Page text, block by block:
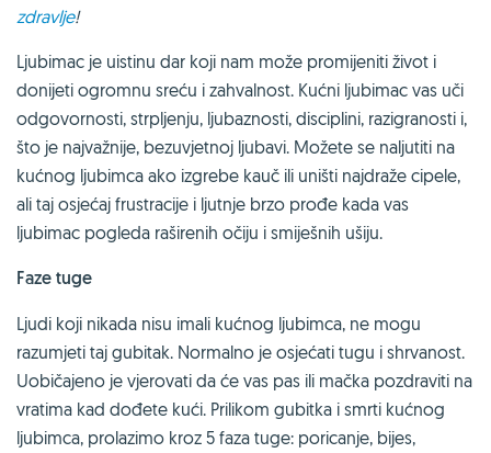
zdravlje!
Ljubimac je uistinu dar koji nam može promijeniti život i
donijeti ogromnu sreću i zahvalnost. Kućni ljubimac vas uči
odgovornosti, strpljenju, ljubaznosti, disciplini, razigranosti i,
što je najvažnije, bezuvjetnoj ljubavi. Možete se naljutiti na
kućnog ljubimca ako izgrebe kauč ili uništi najdraže cipele,
ali taj osjećaj frustracije i ljutnje brzo prođe kada vas
ljubimac pogleda raširenih očiju i smiješnih ušiju.
Faze tuge
Ljudi koji nikada nisu imali kućnog ljubimca, ne mogu
razumjeti taj gubitak. Normalno je osjećati tugu i shrvanost.
Uobičajeno je vjerovati da će vas pas ili mačka pozdraviti na
vratima kad dođete kući. Prilikom gubitka i smrti kućnog
ljubimca, prolazimo kroz 5 faza tuge: poricanje, bijes,